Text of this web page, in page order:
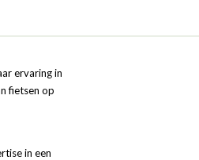
ervaring in
fietsen op
in een